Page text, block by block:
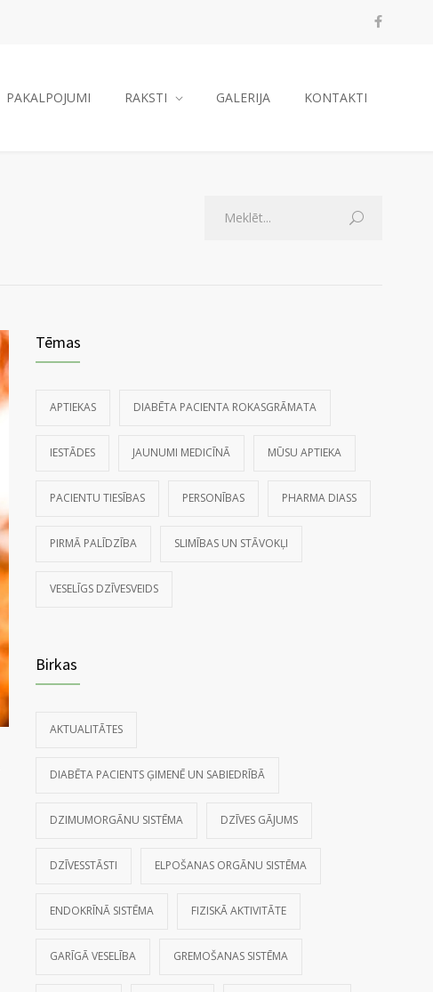
PAKALPOJUMI RAKSTI GALERIJA KONTAKTI
Tēmas
APTIEKAS DIABĒTA PACIENTA ROKASGRĀMATA
IESTĀDES JAUNUMI MEDICĪNĀ MŪSU APTIEKA
PACIENTU TIESĪBAS PERSONĪBAS PHARMA DIASS
PIRMĀ PALĪDZĪBA SLIMĪBAS UN STĀVOKĻI
VESELĪGS DZĪVESVEIDS
Birkas
AKTUALITĀTES
DIABĒTA PACIENTS ĢIMENĒ UN SABIEDRĪBĀ
DZIMUMORGĀNU SISTĒMA DZĪVES GĀJUMS
DZĪVESSTĀSTI ELPOŠANAS ORGĀNU SISTĒMA
ENDOKRĪNĀ SISTĒMA FIZISKĀ AKTIVITĀTE
GARĪGĀ VESELĪBA GREMOŠANAS SISTĒMA